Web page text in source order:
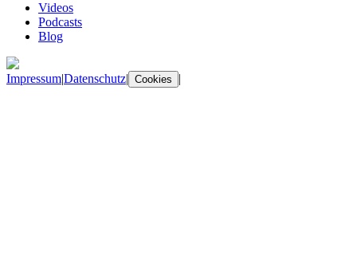
Videos
Podcasts
Blog
Impressum|Datenschutz| Cookies |